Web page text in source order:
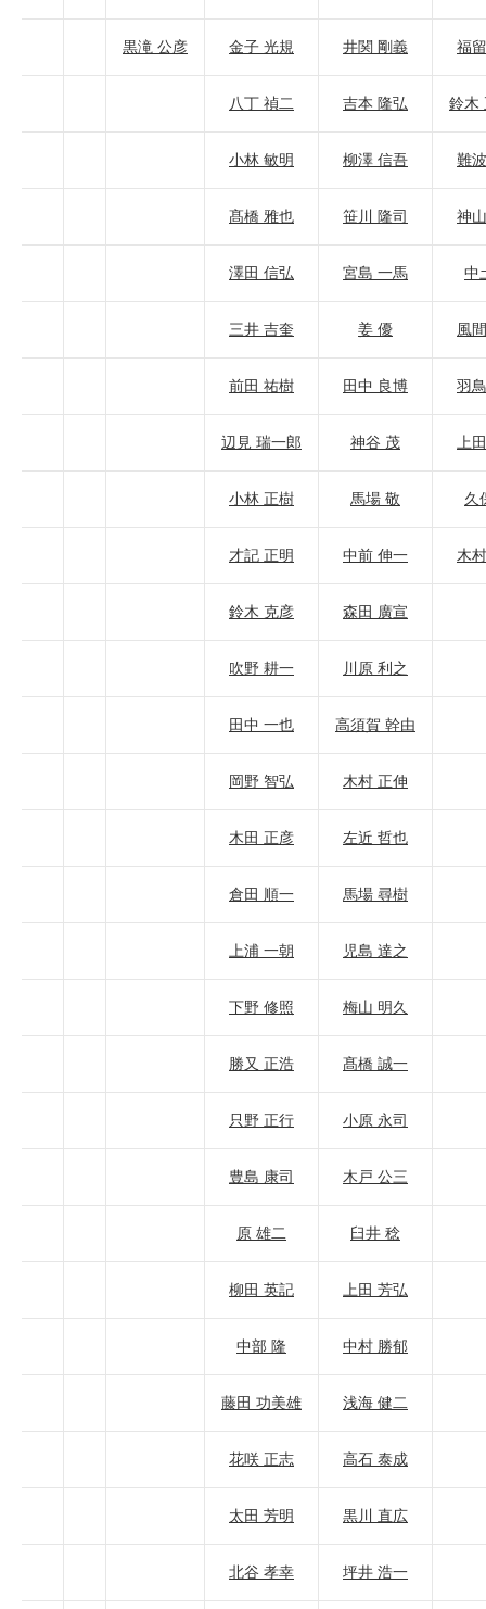
黒滝 公彦 金子 光規 井関 剛義 福
八丁 禎二 吉本 隆弘 鈴木
小林 敏明 柳澤 信吾 難
髙橋 雅也 笹川 隆司 神
澤田 信弘 宮島 一馬 中
三井 吉奎 姜 優 風
前田 祐樹 田中 良博 羽
辺見 瑞一郎 神谷 茂 上
小林 正樹 馬場 敬 久
才記 正明 中前 伸一 木
鈴木 克彦 森田 廣宣
吹野 耕一 川原 利之
田中 一也 高須賀 幹由
岡野 智弘 木村 正伸
木田 正彦 左近 哲也
倉田 順一 馬場 尋樹
上浦 一朝 児島 達之
下野 修照 梅山 明久
勝又 正浩 髙橋 誠一
只野 正行 小原 永司
豊島 康司 木戸 公三
原 雄二 臼井 稔
柳田 英記 上田 芳弘
中部 隆 中村 勝郁
藤田 功美雄 浅海 健二
花咲 正志 高石 泰成
太田 芳明 黒川 直広
北谷 孝幸 坪井 浩一